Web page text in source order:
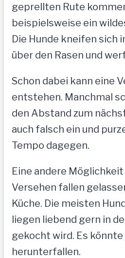
geprellten Rute
beispielsweise ein
Die Hunde kneifen sich
über den Rasen und
Schon dabei kann eine
entstehen. Manchmal
den Abstand zum
auch falsch ein und
Tempo dagegen.
Eine andere
Versehen fallen
Küche. Die meisten
liegen liebend gern in
gekocht wird. Es
herunterfallen.